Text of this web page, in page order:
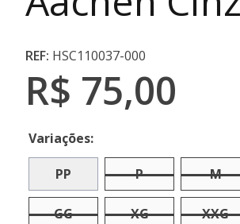
REF: HSC110037-000
R$ 75,00
Variações:
PP P M
GG XG XXG